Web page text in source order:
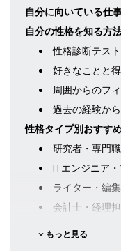
自分に向いている仕
自分の性格を知る方
性格診断テス
好きなことと
周囲からのフ
過去の経験か
性格タイプ別おすす
研究者・専門職
ITエンジニア
ライター・編
会計士・経理
性格タイプ別おすす
もっと見る